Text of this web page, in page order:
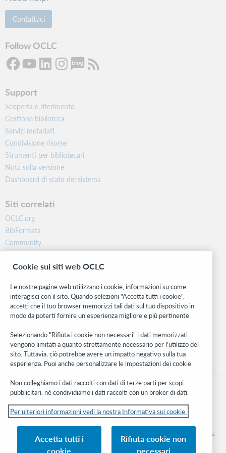
Contattaci
Follow OCLC
Support
Scoperta e riferimento
Gestione biblioteca
Servizi metadati
Condivisione risorse
Strumenti per bibliotecari
Nota sulla versione
Dashboard di stato del sistema
Siti correlati
OCLC.org
BibFormats
Community
Ricerca
WebJunction
Stay in the know.
Ricevi gli ultimi aggiornamenti di prodotti, ricerche, eventi e molto
altro direttamente nella tua casella di posta.
Subscribe now
© 2026 OCLC
Marchi e/o marchi di servizio nazionali e internazionali di OCLC, Inc. e delle sue
Cookie sui siti web OCLC
Le nostre pagine web utilizzano i cookie, informazioni su come
interagisci con il sito. Quando selezioni "Accetta tutti i cookie",
accetti che il tuo browser memorizzi tali dati sul tuo dispositivo in
modo da poterti fornire un'esperienza migliore e più pertinente.
Selezionando "Rifiuta i cookie non necessari" i dati memorizzati
vengono limitati a quanto strettamente necessario per l'utilizzo del
sito. Tuttavia, ciò potrebbe avere un impatto negativo sulla tua
esperienza. Puoi anche personalizzare le impostazioni dei cookie.
Non colleghiamo i dati raccolti con dati di terze parti per scopi
pubblicitari, né condividiamo i dati raccolti con un broker di dati.
Per ulteriori informazioni vedi la nostra Informativa sui cookie.
Accetta tutti i
cookie
Rifiuta cookie non
necessari